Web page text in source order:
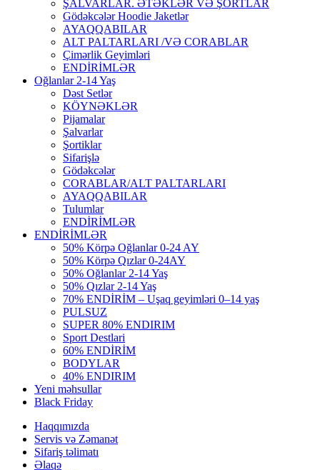
ŞALVARLAR. ƏTƏKLƏR VƏ ŞORTLAR
Gödəkcələr Hoodie Jaketlər
AYAQQABILAR
ALT PALTARLARI /VƏ CORABLAR
Çimərlik Geyimləri
ENDİRİMLƏR
Oğlanlar 2-14 Yaş
Dəst Setlər
KÖYNƏKLƏR
Pijamalar
Şalvarlar
Şortiklar
Sifarişlə
Gödəkcələr
CORABLAR/ALT PALTARLARI
AYAQQABILAR
Tulumlar
ENDİRİMLƏR
ENDİRİMLƏR
50% Körpə Oğlanlar 0-24 AY
50% Körpə Qızlar 0-24AY
50% Oğlanlar 2-14 Yaş
50% Qızlar 2-14 Yaş
70% ENDİRİM – Uşaq geyimləri 0–14 yaş
PULSUZ
SUPER 80% ENDIRIM
Sport Destlari
60% ENDİRİM
BODYLAR
40% ENDIRIM
Yeni məhsullar
Black Friday
Haqqımızda
Servis və Zəmanət
Sifariş təlimatı
Əlaqə